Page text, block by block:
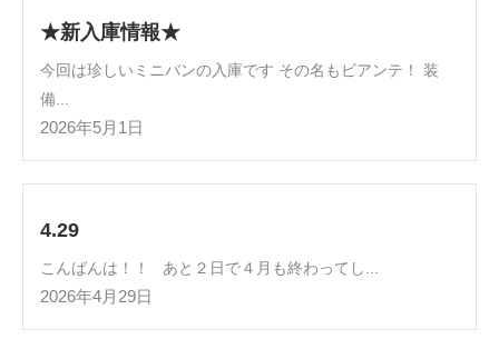
★新入庫情報★
今回は珍しいミニバンの入庫です その名もビアンテ！ 装
備...
2026年5月1日
4.29
こんばんは！！ あと２日で４月も終わってし...
2026年4月29日